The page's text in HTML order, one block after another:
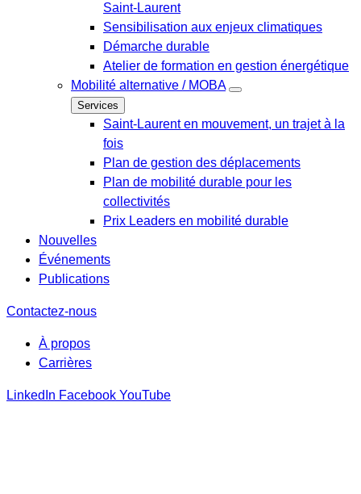
Saint-Laurent
Sensibilisation aux enjeux climatiques
Démarche durable
Atelier de formation en gestion énergétique
Mobilité alternative / MOBA
Services
Saint-Laurent en mouvement, un trajet à la
fois
Plan de gestion des déplacements
Plan de mobilité durable pour les
collectivités
Prix Leaders en mobilité durable
Nouvelles
Événements
Publications
Contactez-nous
À propos
Carrières
LinkedIn Facebook YouTube